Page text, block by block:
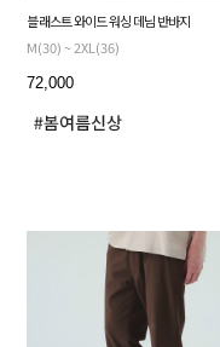
블래스트 와이드 워싱 데님 반바지
M(30) ~ 2XL(36)
72,000